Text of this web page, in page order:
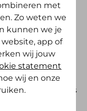
medische fitness
en het
met
Zo weten we
kunnen we je
app of
wij jouw
statement
wij en onze